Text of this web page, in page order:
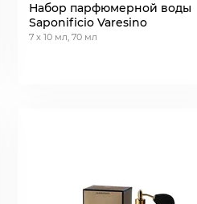
Набор парфюмерной воды
Saponificio Varesino
7 x 10 мл, 70 мл